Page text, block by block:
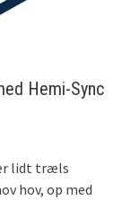
Hemi-Sync
lidt træls
hov, op med